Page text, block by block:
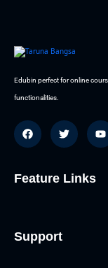
Edubin perfect for online
functionalities.
Feature Links
Support